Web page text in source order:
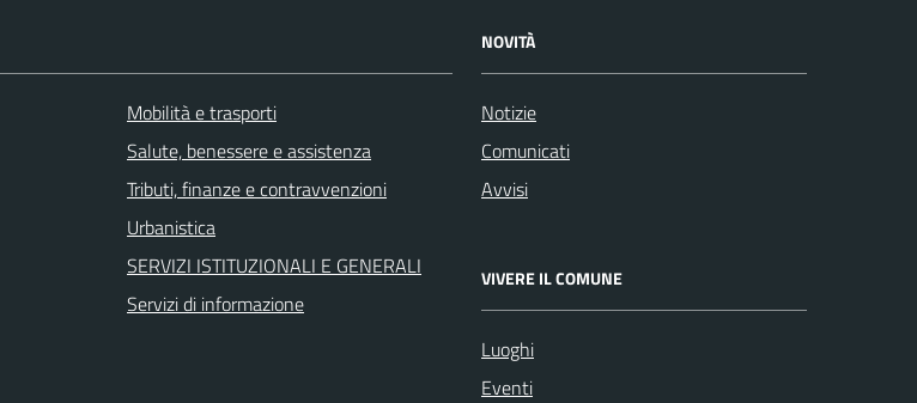
Mobilità e trasporti
Salute, benessere e assistenza
Tributi, finanze e contravvenzioni
Urbanistica
SERVIZI ISTITUZIONALI E GENERALI
Servizi di informazione
NOVITÀ
Notizie
Comunicati
Avvisi
VIVERE IL COMUNE
Luoghi
Eventi